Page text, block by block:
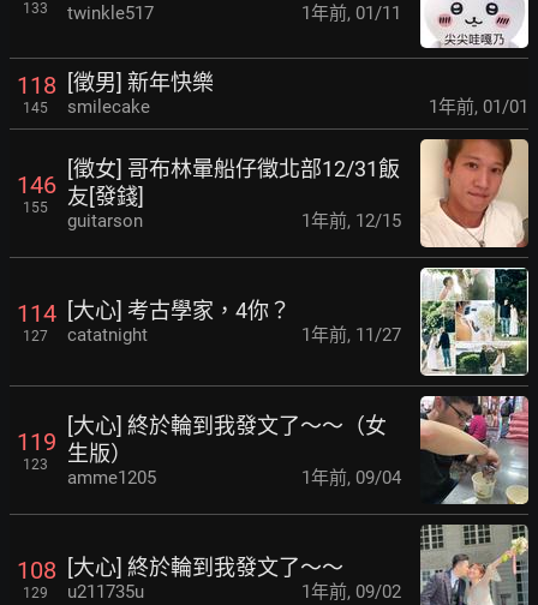
133 twinkle517 1年前, 01/11
118
145
[徵男] 新年快樂
smilecake 1年前, 01/01
146
155
[徵女] 哥布林暈船仔徵北部12/31飯
友[發錢]
guitarson 1年前, 12/15
114
127
[大心] 考古學家，4你？
catatnight 1年前, 11/27
119
123
[大心] 終於輪到我發文了～～（女
生版）
amme1205 1年前, 09/04
108
129
[大心] 終於輪到我發文了～～
u211735u 1年前, 09/02